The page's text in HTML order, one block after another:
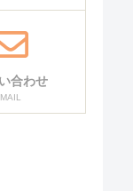
合わせ
MAIL